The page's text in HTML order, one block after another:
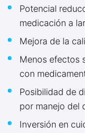
Potencial
medicación a
Mejora de la
Menos efectos
con
Posibilidad de
por manejo del
Inversión en